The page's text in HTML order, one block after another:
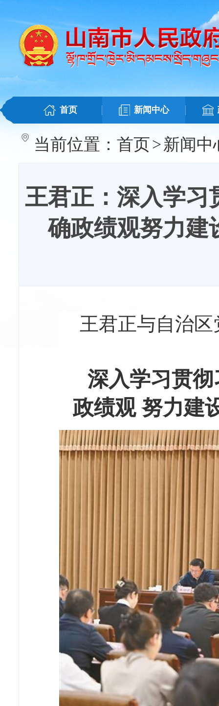
首页 新闻中心
当前位置： 首页>新闻中
王君正：深入学习
确政绩观努力建
王君正与自治
深入学习贯
政绩观 努力建